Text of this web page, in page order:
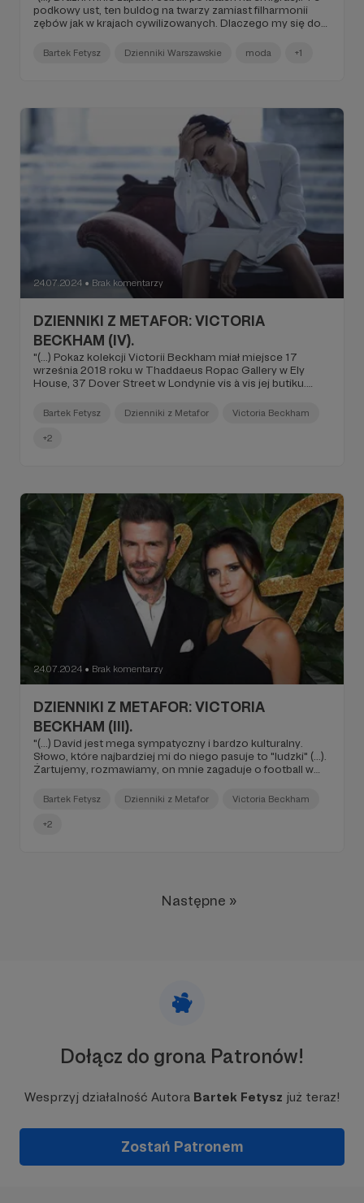
podkowy ust, ten buldog na twarzy zamiast filharmonii
zębów jak w krajach cywilizowanych. Dlaczego my się do
Czy uśmiech jako grymas boli? (...)".
Bartek Fetysz Dzienniki Warszawskie moda +1
24.07.2024 ● Brak komentarzy
DZIENNIKI Z METAFOR: VICTORIA
BECKHAM (IV).
"(...) Pokaz kolekcji Victorii Beckham miał miejsce 17
września 2018 roku w Thaddaeus Ropac Gallery w Ely
House, 37 Dover Street w Londynie vis à vis jej butiku.
zaproszenie, ale podglądałem go tylko zza kulis przez dwie
minuty, bo zaraz po nim - u nas w sklepie odbywał się after
party. I byli na nim WSZYSCY WAŻNI (...)".
Bartek Fetysz Dzienniki z Metafor Victoria Beckham
+2
24.07.2024 ● Brak komentarzy
DZIENNIKI Z METAFOR: VICTORIA
BECKHAM (III).
"(...) David jest mega sympatyczny i bardzo kulturalny.
Słowo, które najbardziej mi do niego pasuje to "ludzki" (...).
Żartujemy, rozmawiamy, on mnie zagaduje o football w
murawa jest zielona (...)".
Bartek Fetysz Dzienniki z Metafor Victoria Beckham
+2
Następne »
Dołącz do grona Patronów!
Wesprzyj działalność Autora Bartek Fetysz już teraz!
Zostań Patronem